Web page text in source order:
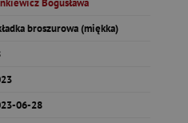
Bogusława
broszurowa (miękka)
06-28